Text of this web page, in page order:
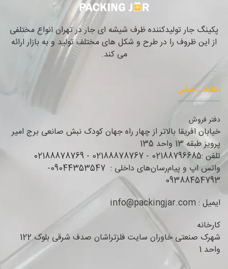
پکینگ جار تولیدکننده ظرف شیشه ای جار در تهران انواع مختلفی
از این ظروف را در طرح و شکل های مختلف تولید و به بازار ارائه
می کند.
اطلاعات تماس
دفتر فروش
خیابان افریقا بالاتر از چهار راه جهان کودک نبش صانعی برج امیر
پرویز طبقه 13 واحد 135
تلفن :02188796685 - 02188878767 - 02188878769
واتس اپ و پیام‌رسان‌های داخلی : 09044353547-
09388454793
ایمیل : info@packingjar.com
کارخانه
شهرک صنعتی خاوران سایت فلزتراشان صدف شرقی بلوک 122
واحد 1